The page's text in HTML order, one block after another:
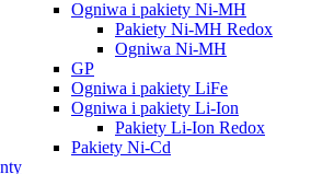
Ogniwa i pakiety Ni-MH
Pakiety Ni-MH Redox
Ogniwa Ni-MH
GP
Ogniwa i pakiety LiFe
Ogniwa i pakiety Li-Ion
Pakiety Li-Ion Redox
Pakiety Ni-Cd